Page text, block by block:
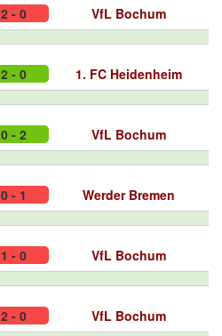
2 - 0 VfL Bochum
2 - 0 1. FC Heidenheim
0 - 2 VfL Bochum
0 - 1 Werder Bremen
1 - 0 VfL Bochum
2 - 0 VfL Bochum